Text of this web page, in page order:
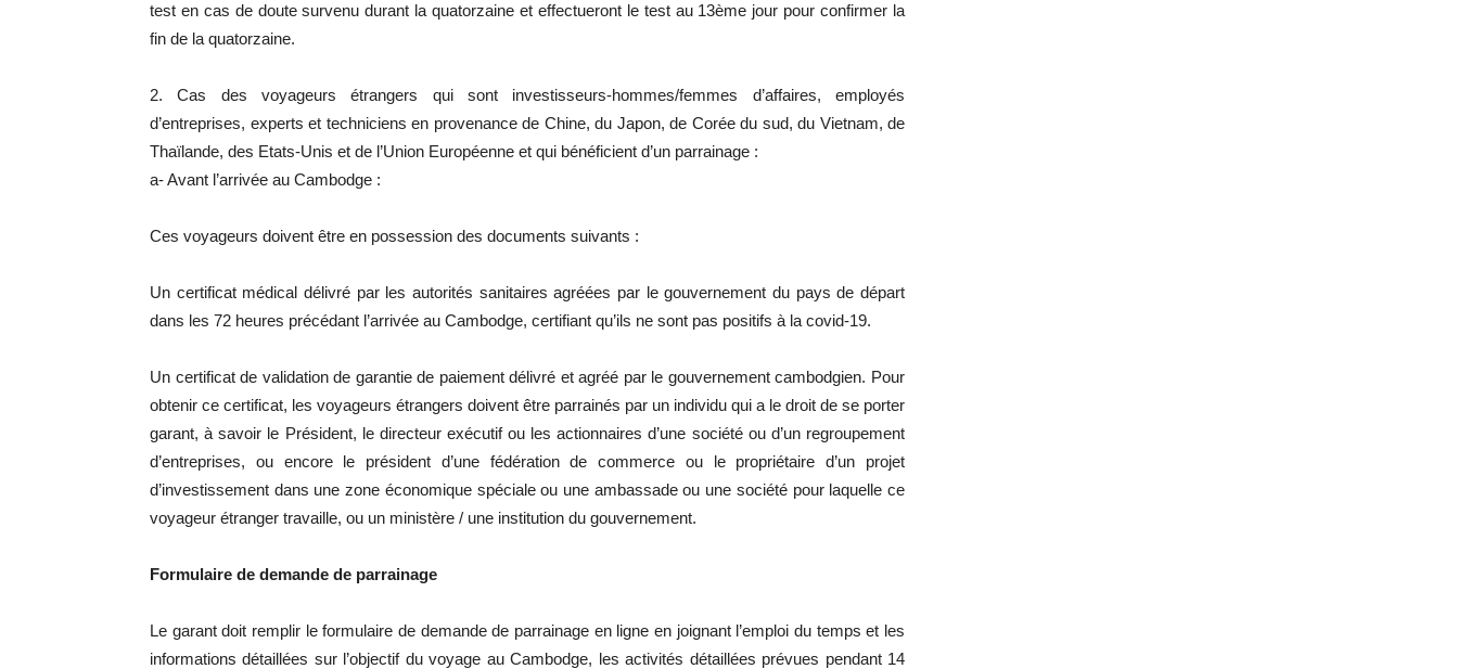
test en cas de doute survenu durant la quatorzaine et effectueront le test au 13ème jour pour confirmer la
fin de la quatorzaine.
2. Cas des voyageurs étrangers qui sont investisseurs-hommes/femmes d’affaires, employés
d’entreprises, experts et techniciens en provenance de Chine, du Japon, de Corée du sud, du Vietnam, de
Thaïlande, des Etats-Unis et de l’Union Européenne et qui bénéficient d’un parrainage :
a- Avant l’arrivée au Cambodge :
Ces voyageurs doivent être en possession des documents suivants :
Un certificat médical délivré par les autorités sanitaires agréées par le gouvernement du pays de départ
dans les 72 heures précédant l’arrivée au Cambodge, certifiant qu’ils ne sont pas positifs à la covid-19.
Un certificat de validation de garantie de paiement délivré et agréé par le gouvernement cambodgien. Pour
obtenir ce certificat, les voyageurs étrangers doivent être parrainés par un individu qui a le droit de se porter
garant, à savoir le Président, le directeur exécutif ou les actionnaires d’une société ou d’un regroupement
d’entreprises, ou encore le président d’une fédération de commerce ou le propriétaire d’un projet
d’investissement dans une zone économique spéciale ou une ambassade ou une société pour laquelle ce
voyageur étranger travaille, ou un ministère / une institution du gouvernement.
Formulaire de demande de parrainage
Le garant doit remplir le formulaire de demande de parrainage en ligne en joignant l’emploi du temps et les
informations détaillées sur l’objectif du voyage au Cambodge, les activités détaillées prévues pendant 14